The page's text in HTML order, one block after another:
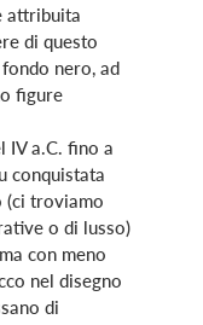
attribuita
di questo
nero, ad
figure
IV a.C. fino a
conquistata
(ci troviamo
o di lusso)
con meno
nel disegno
di